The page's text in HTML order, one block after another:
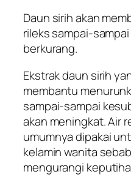
Daun sirih akan
rileks sampai-
berkurang.
Ekstrak daun sirih
membantu
sampai-sampai
akan meningkat. Air
umumnya dipakai
kelamin wanita
mengurangi